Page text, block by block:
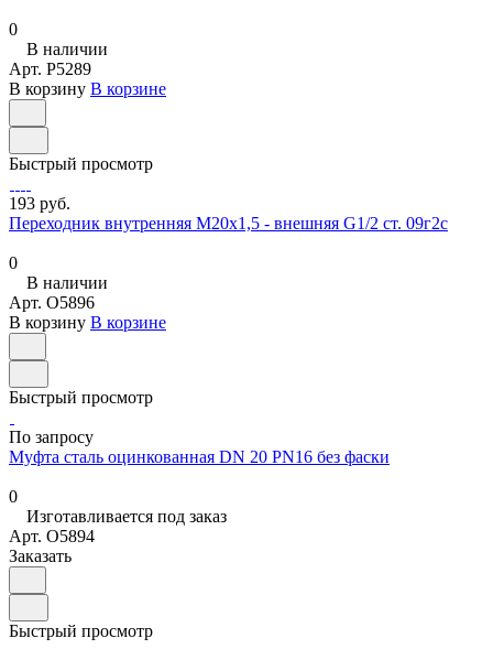
0
В наличии
Арт. P5289
В корзину В корзине
Быстрый просмотр
193 руб.
Переходник внутренняя М20х1,5 - внешняя G1/2 ст. 09г2с
0
В наличии
Арт. O5896
В корзину В корзине
Быстрый просмотр
По запросу
Муфта сталь оцинкованная DN 20 PN16 без фаски
0
Изготавливается под заказ
Арт. O5894
Заказать
Быстрый просмотр